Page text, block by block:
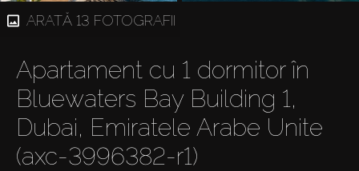
ARATĂ 13 FOTOGRAFII
Apartament cu 1 dormitor în
Bluewaters Bay Building 1,
Dubai, Emiratele Arabe Unite
(axc-3996382-r1)